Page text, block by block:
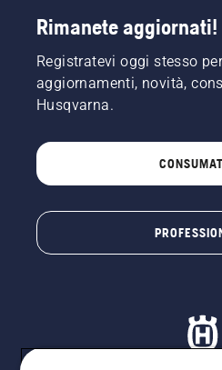
Rimanete aggiornati!
Registratevi oggi stesso
aggiornamenti, novità,
Husqvarna.